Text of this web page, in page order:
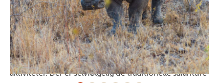
Aktiviteter i Kruger National Park
Fordi denne park er enorm og har dusinvis af lodges og
etablerede faciliteter, tilbyder parken en bred vifte af
aktiviteter. Der er selvfølgelig de traditionelle safariture